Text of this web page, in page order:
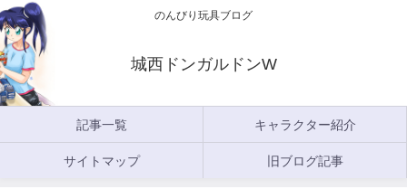
のんびり玩具ブログ
城西ドンガルドンW
記事一覧 キャラクター紹介
サイトマップ 旧ブログ記事